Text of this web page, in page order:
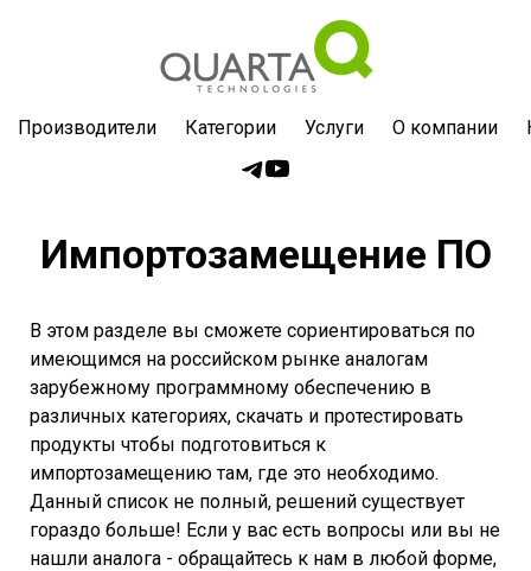
Производители Категории Услуги О компании
Импортозамещение ПО
В этом разделе вы сможете сориентироваться по
имеющимся на российском рынке аналогам
зарубежному программному обеспечению в
различных категориях, скачать и протестировать
продукты чтобы подготовиться к
импортозамещению там, где это необходимо.
Данный список не полный, решений существует
гораздо больше! Если у вас есть вопросы или вы не
нашли аналога - обращайтесь к нам в любой форме,